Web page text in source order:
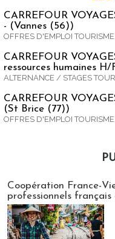
CARREFOUR
- (Vannes (56))
OFFRES D'EMPLOI TOURISME
CARREFOUR
ressources humaines
ALTERNANCE / STAGES
CARREFOUR
(St Brice (77))
OFFRES D'EMPLOI TOURISME
Coopération France-
professionnels